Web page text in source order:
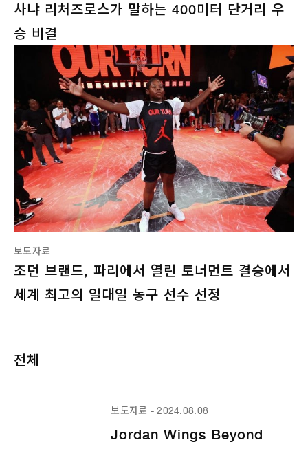
사냐 리처즈로스가 말하는 400미터 단거리 우
승 비결
보도자료
조던 브랜드, 파리에서 열린 토너먼트 결승에서
세계 최고의 일대일 농구 선수 선정
전체
보도자료 - 2024.08.08
Jordan Wings Beyond